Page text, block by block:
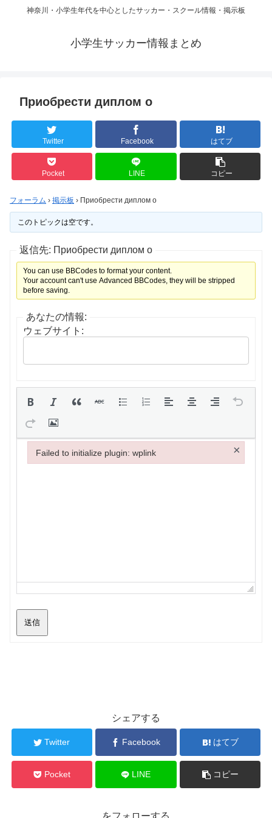
神奈川・小学生年代を中心としたサッカー・スクール情報・掲示板
小学生サッカー情報まとめ
Приобрести диплом о
Twitter Facebook はてブ
Pocket LINE コピー
フォーラム › 掲示板 › Приобрести диплом о
このトピックは空です。
返信先: Приобрести диплом о
You can use BBCodes to format your content.
Your account can't use Advanced BBCodes, they will be stripped
before saving.
あなたの情報:
ウェブサイト:
送信
シェアする
Twitter Facebook はてブ
Pocket LINE コピー
Failed to initialize plugin: wplink ×
Failed to initialize plugin: wplink